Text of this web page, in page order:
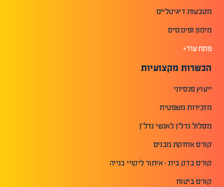
מטבעות דיגיטליים
מימון ופיננסים
פתח עוד+
הכשרות מקצועיות
ייעוץ פנסיוני
מזכירות משפטית
מסלול נדל"ן לאנשי נדל"ן
קורס אחזקת מבנים
קורס בדק בית - איתור ליקויי בנייה
קורס ביטוח